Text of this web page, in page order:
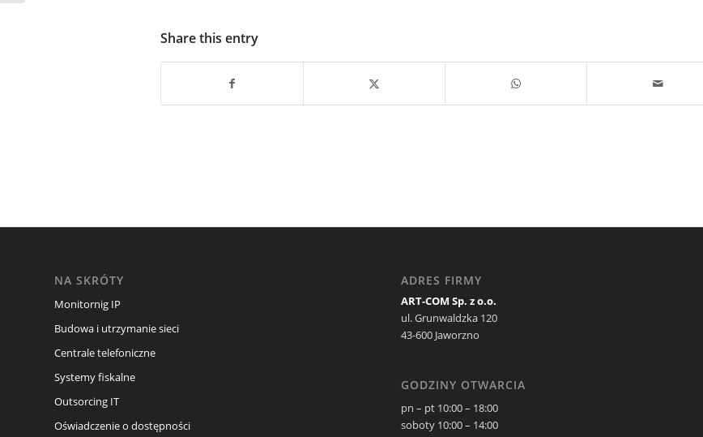
Share this entry
NA SKRÓTY
Monitornig IP
Budowa i utrzymanie sieci
Centrale telefoniczne
Systemy fiskalne
Outsorcing IT
Oświadczenie o dostępności
ADRES FIRMY
ART-COM Sp. z o.o.
ul. Grunwaldzka 120
43-600 Jaworzno
GODZINY OTWARCIA
pn – pt 10:00 – 18:00
soboty 10:00 – 14:00